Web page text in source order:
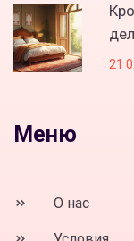
21
Меню
О нас